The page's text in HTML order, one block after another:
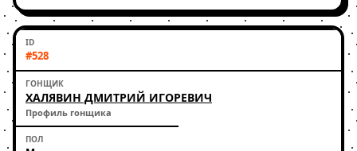
#528
ХАЛЯВИН ДМИТРИЙ ИГОРЕВИЧ
Профиль гонщика